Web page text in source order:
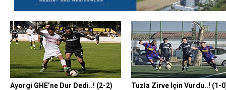
Ayorgi GHE’ne Dur Dedi..! (2-2) Tuzla Zirve İçin Vurdu..! (1-